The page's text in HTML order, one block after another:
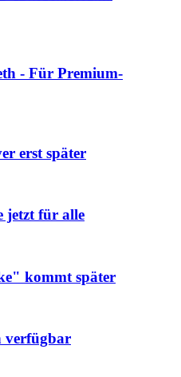
- Für Premium-
erst später
jetzt für alle
kommt später
verfügbar